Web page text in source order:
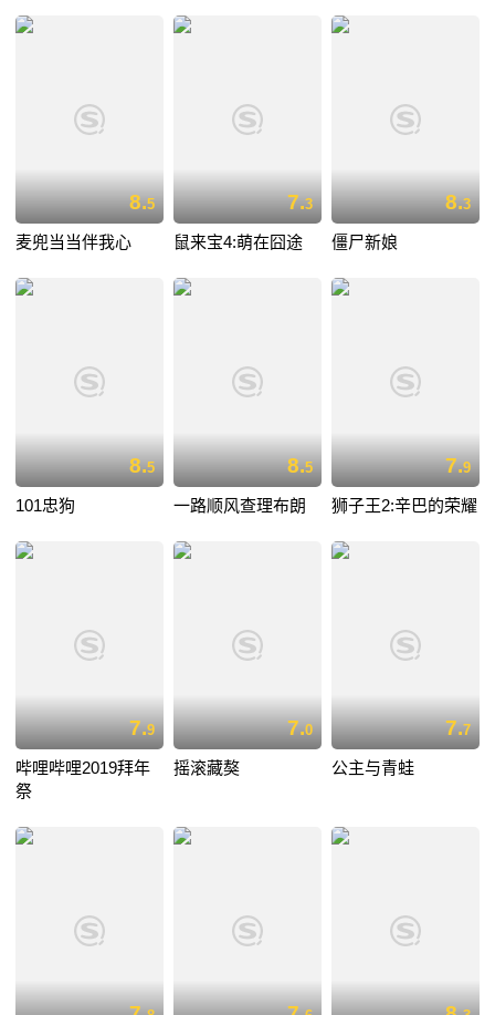
8.5
麦兜当当伴我心
7.3
鼠来宝4:萌在囧途
8.3
僵尸新娘
8.5
101忠狗
8.5
一路顺风查理布朗
7.9
狮子王2:辛巴的荣耀
7.9
哔哩哔哩2019拜年
祭
7.0
摇滚藏獒
7.7
公主与青蛙